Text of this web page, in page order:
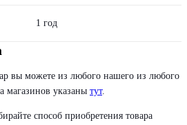
1 год
вы можете из любого нашего из любого
магазинов указаны тут.
способ приобретения товара